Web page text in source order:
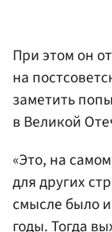
При этом он
на
заметить
в Великой
«Это, на
для других
смысле было
годы. Тогда